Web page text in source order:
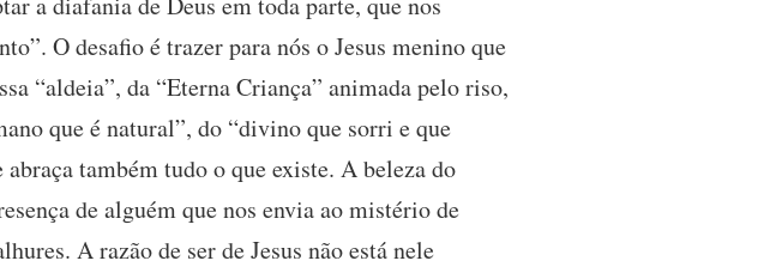
O desafio é trazer para nós o Jesus menino que
“aldeia”, da “Eterna Criança” animada pelo riso,
que é natural”, do “divino que sorri e que
também tudo o que existe. A beleza do
de alguém que nos envia ao mistério de
A razão de ser de Jesus não está nele